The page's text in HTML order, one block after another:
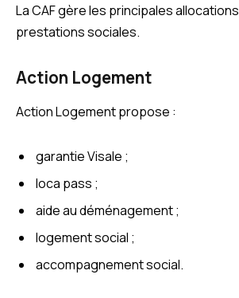
La CAF gère les principales
prestations sociales.
Action Logement
Action Logement propose :
garantie Visale ;
loca pass ;
aide au déménagement ;
logement social ;
accompagnement social.